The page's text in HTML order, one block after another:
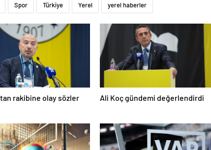
Spor Türkiye Yerel yerel haberler
rakibine olay sözler Ali Koç gündemi değerlendirdi